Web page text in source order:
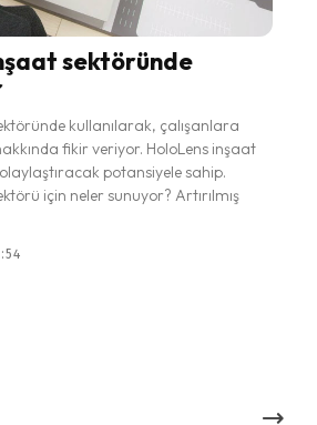
sektöründe
kullanılarak, çalışanlara
fikir veriyor. HoloLens inşaat
potansiyele sahip.
için neler sunuyor? Artırılmış